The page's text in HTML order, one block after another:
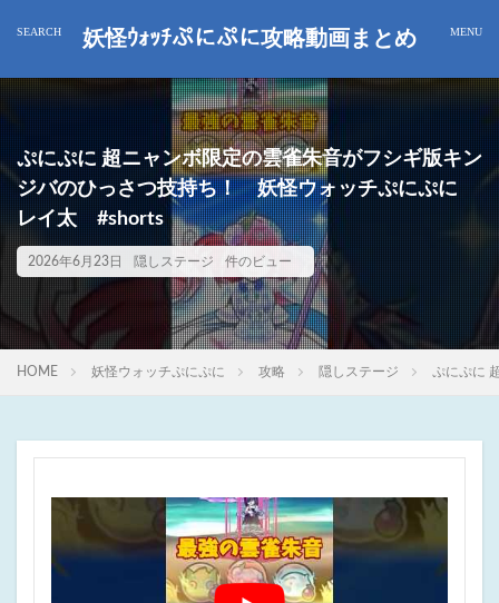
妖怪ｳｫｯﾁぷにぷに攻略動画まとめ
ぷにぷに 超ニャンボ限定の雲雀朱音がフシギ版キン
ジバのひっさつ技持ち！ 妖怪ウォッチぷにぷに
レイ太 #shorts
2026年6月23日 隠しステージ 件のビュー
HOME 妖怪ウォッチぷにぷに 攻略 隠しステージ ぷにぷに